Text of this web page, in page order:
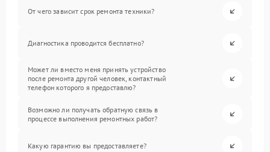
От чего зависит срок ремонта техники?
Диагностика проводится бесплатно?
Может ли вместо меня принять устройство
после ремонта другой человек, контактный
телефон которого я предоставлю?
Возможно ли получать обратную связь в
процессе выполнения ремонтных работ?
Какую гарантию вы предоставляете?